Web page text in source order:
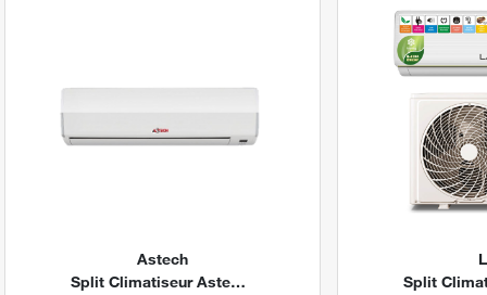
Astech
Split Climatiseur Astech 9000 BTU 1.25CV R410A By Digital Stores